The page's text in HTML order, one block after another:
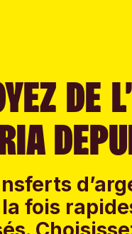
DE
fois